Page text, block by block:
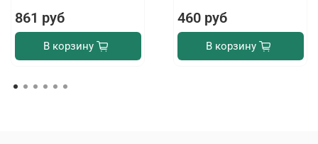
861 руб
В корзину
460 руб
В корзину